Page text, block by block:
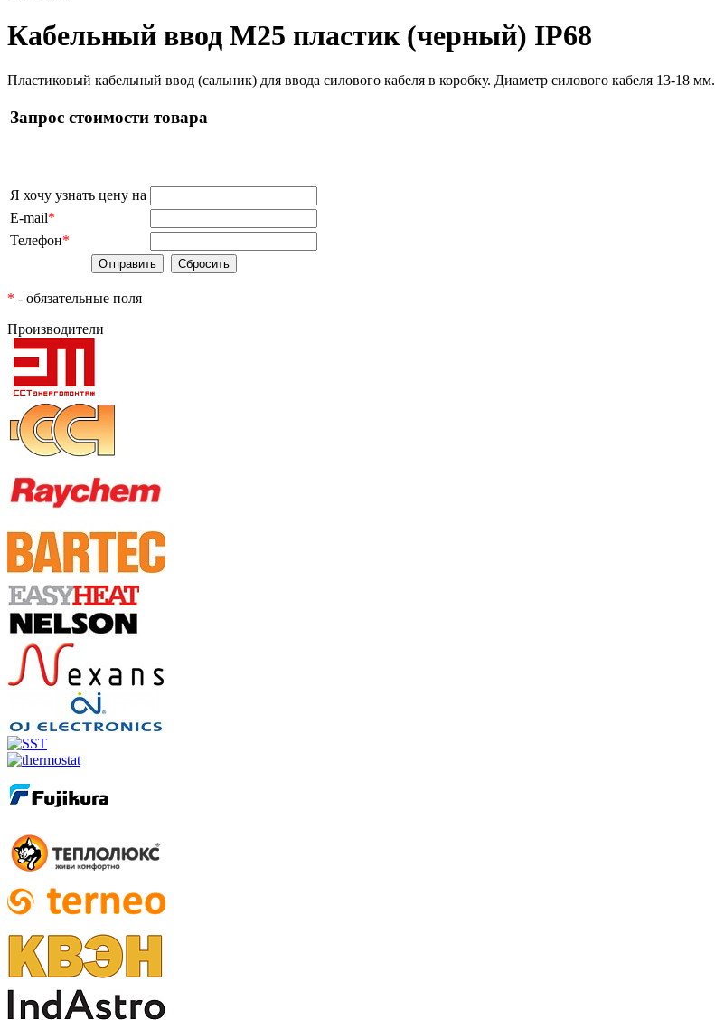
Кабельный ввод М25 пластик (черный) IP68
Пластиковый кабельный ввод (сальник) для ввода силового кабеля в коробку. Диаметр силового кабеля 13-18 мм.
Запрос стоимости товара
Я хочу узнать цену на
E-mail*
Телефон*
* - обязательные поля
Производители